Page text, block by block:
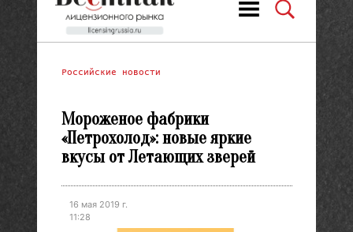
Российские новости
Мороженое фабрики
«Петрохолод»: новые яркие
вкусы от Летающих зверей
16 мая 2019 г.
11:28